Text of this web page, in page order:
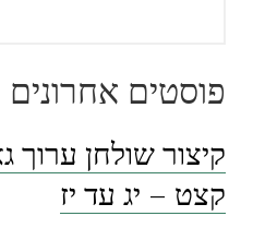
פוסטים אחרונים
קיצור שולחן ערוך
קצט – יג עד יז